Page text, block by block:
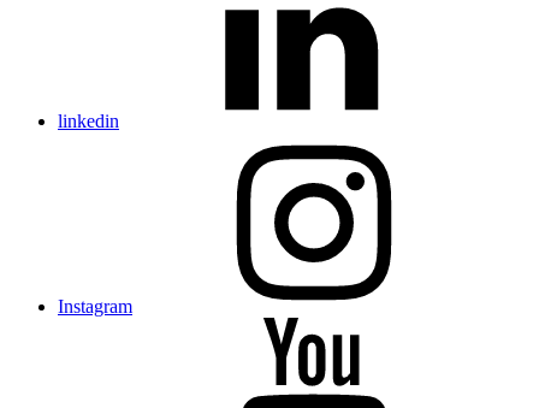
linkedin
Instagram